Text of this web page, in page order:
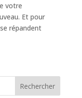
votre
Et pour
répandent